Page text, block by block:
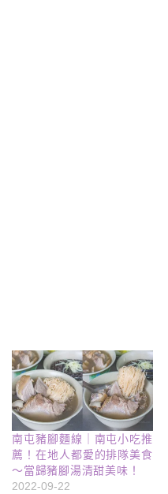
南屯豬腳麵線｜南屯小吃推
薦！在地人都愛的排隊美食
～當歸豬腳湯清甜美味！
2022-09-22